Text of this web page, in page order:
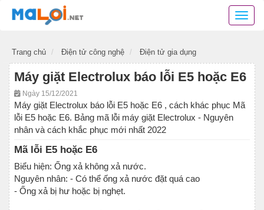
Danh
các
thiết
điện
các
phần
mềm
ứng
dụng
Trang chủ Điện tử công nghệ Điện tử gia dụng
Máy giặt Electrolux báo lỗi E5 hoặc E6
Ngày 15/12/2021
Máy giặt Electrolux báo lỗi E5 hoặc E6 , cách khác phục Mã
lỗi E5 hoặc E6. Bảng mã lỗi máy giặt Electrolux - Nguyên
nhân và cách khắc phục mới nhất 2022
Mã lỗi E5 hoặc E6
Biểu hiện: Ống xả không xả nước.
Nguyên nhân: - Có thể ống xả nước đặt quá cao
- Ống xả bị hư hoặc bị nghẹt.